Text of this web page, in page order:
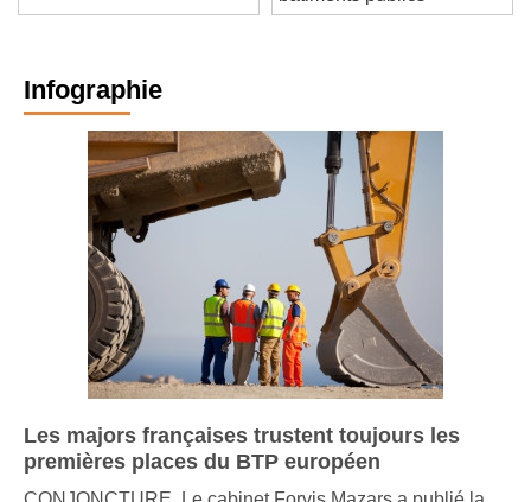
bâtiments publics
Infographie
Les majors françaises trustent toujours les
premières places du BTP européen